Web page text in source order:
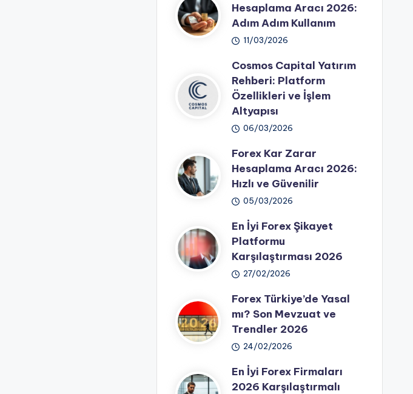
Hesaplama Aracı 2026:
Adım Adım Kullanım
11/03/2026
Cosmos Capital Yatırım
Rehberi: Platform
Özellikleri ve İşlem
Altyapısı
06/03/2026
Forex Kar Zarar
Hesaplama Aracı 2026:
Hızlı ve Güvenilir
05/03/2026
En İyi Forex Şikayet
Platformu
Karşılaştırması 2026
27/02/2026
Forex Türkiye’de Yasal
mı? Son Mevzuat ve
Trendler 2026
24/02/2026
En İyi Forex Firmaları
2026 Karşılaştırmalı